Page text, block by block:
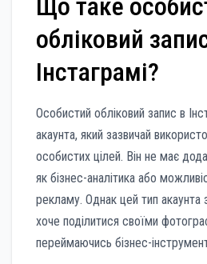
обліковий
Інстаграмі?
Особистий обліковий запис в
акаунта, який зазвичай
особистих цілей. Він не має
як бізнес-аналітика або
рекламу. Однак цей тип акаунта
хоче поділитися своїми
переймаючись бізнес-